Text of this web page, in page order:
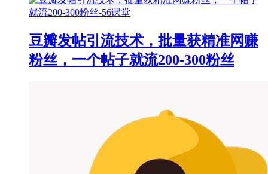
豆瓣发帖引流技术，批量获精准网赚
粉丝，一个帖子就流200-300粉丝